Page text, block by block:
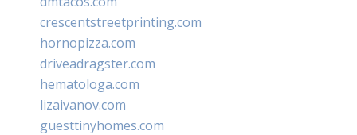
crescentstreetprinting.com
hornopizza.com
driveadragster.com
hematologa.com
lizaivanov.com
guesttinyhomes.com